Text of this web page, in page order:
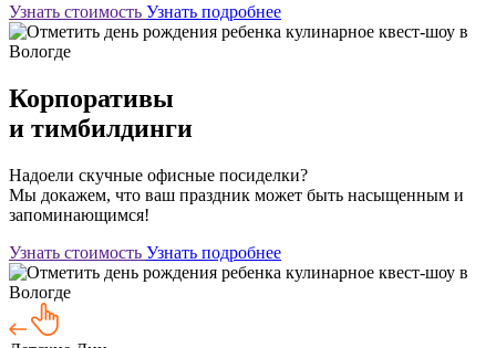
Узнать стоимость Узнать подробнее
Корпоративы
и тимбилдинги
Надоели скучные офисные посиделки?
Мы докажем, что ваш праздник может быть насыщенным и
запоминающимся!
Узнать стоимость Узнать подробнее